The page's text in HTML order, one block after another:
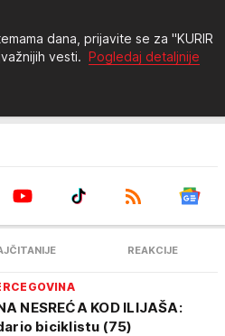
dana, prijavite se za "KURIR
vesti. Pogledaj detaljnije
REAKCIJE
NESREĆA KOD ILIJAŠA:
biciklistu (75)